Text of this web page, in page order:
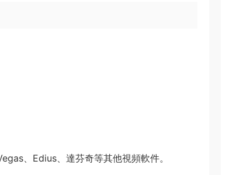
、Edius、達芬奇等其他視頻軟件。